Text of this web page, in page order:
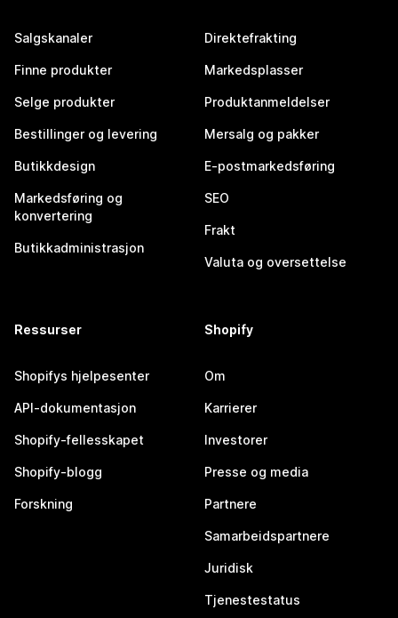
Salgskanaler
Finne produkter
Selge produkter
Bestillinger og levering
Butikkdesign
Markedsføring og
konvertering
Butikkadministrasjon
Direktefrakting
Markedsplasser
Produktanmeldelser
Mersalg og pakker
E-postmarkedsføring
SEO
Frakt
Valuta og oversettelse
Ressurser
Shopifys hjelpesenter
API-dokumentasjon
Shopify-fellesskapet
Shopify-blogg
Forskning
Shopify
Om
Karrierer
Investorer
Presse og media
Partnere
Samarbeidspartnere
Juridisk
Tjenestestatus